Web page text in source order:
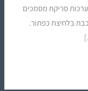
סריקת מסמכים
בלחיצת כפתור.